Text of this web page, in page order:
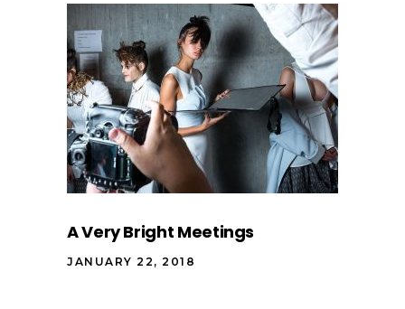
A Very Bright Meetings
JANUARY 22, 2018